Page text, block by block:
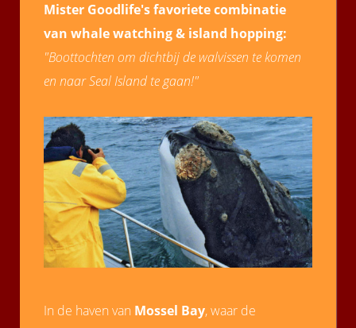
Mister Goodlife's favoriete combinatie
van whale watching & island hopping:
"Boottochten om dichtbij de walvissen te komen
en naar Seal Island te gaan!"
In de haven van Mossel Bay, waar de